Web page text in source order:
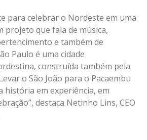
para celebrar o Nordeste em uma
projeto que fala de música,
e também de
Paulo é uma cidade
construída também pela
o São João para o Pacaembu
história em experiência, em
destaca Netinho Lins, CEO